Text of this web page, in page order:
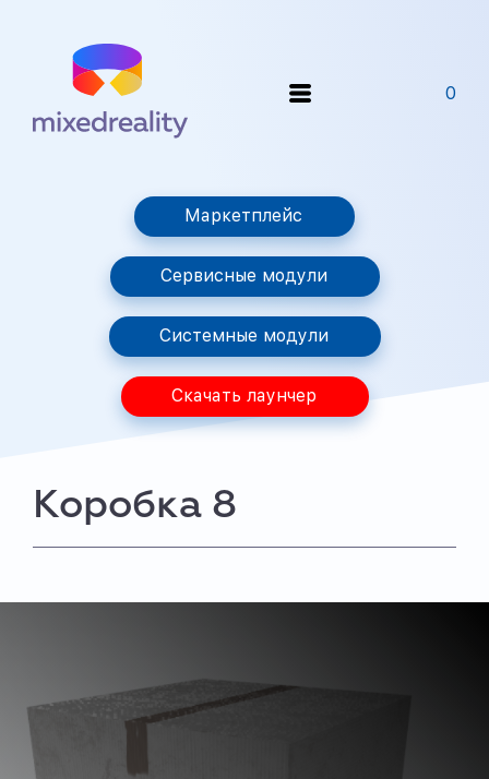
0
Маркетплейс
Сервисные модули
Системные модули
Скачать лаунчер
Коробка 8